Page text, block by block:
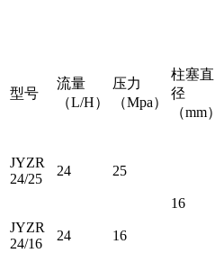
型号
流量
（L/H）
压力
（Mpa）
柱塞直
径
（mm）
JYZR
24/25
24 25
16
JYZR
24/16
24 16